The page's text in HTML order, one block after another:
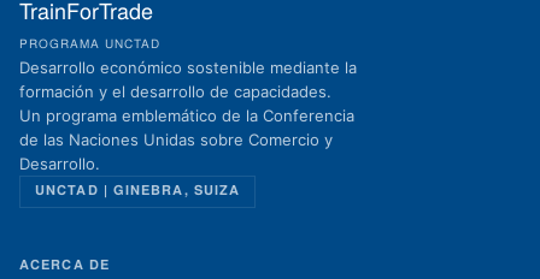
TrainForTrade
PROGRAMA UNCTAD
Desarrollo económico sostenible mediante la
formación y el desarrollo de capacidades.
Un programa emblemático de la Conferencia
de las Naciones Unidas sobre Comercio y
Desarrollo.
UNCTAD | GINEBRA, SUIZA
ACERCA DE